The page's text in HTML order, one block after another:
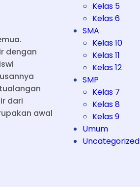
dengan
dari
awal
Kelas 5
Kelas 6
SMA
Kelas 10
Kelas 11
Kelas 12
SMP
Kelas 7
Kelas 8
Kelas 9
Umum
Uncategorized